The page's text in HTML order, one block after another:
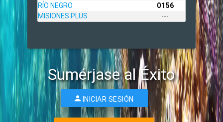
RÍO NEGRO
0156
MISIONES PLUS
---
Sumérjase al Éxito
INICIAR SESIÓN